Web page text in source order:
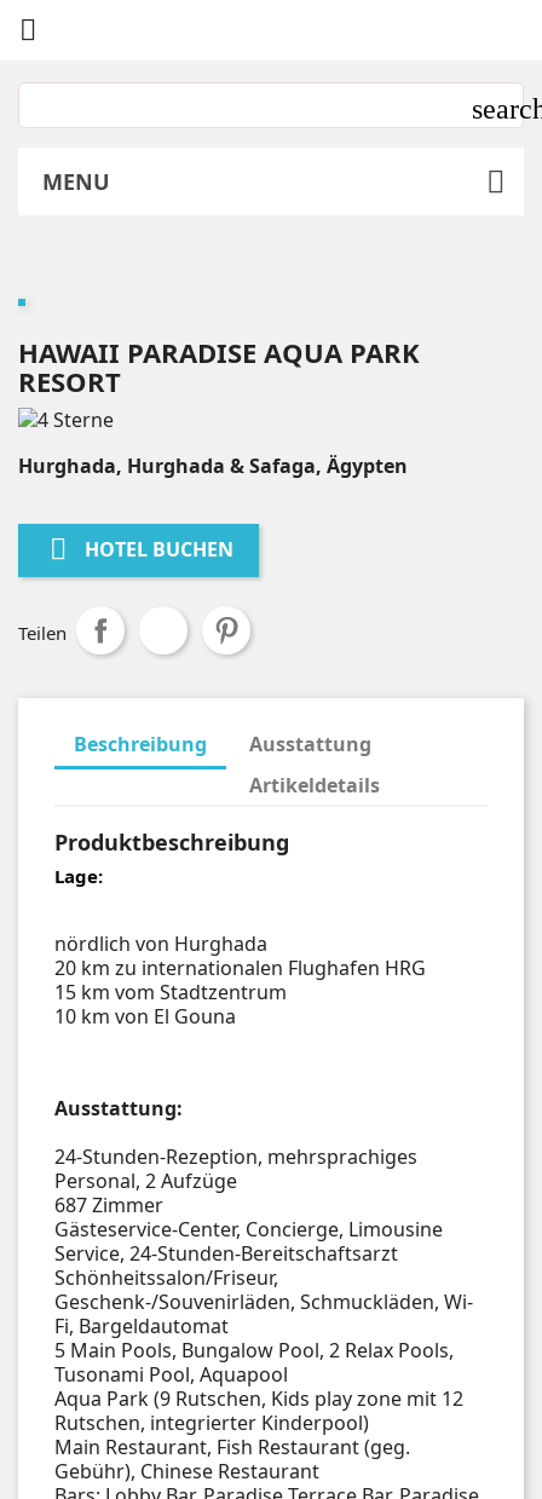

MENU
HAWAII PARADISE AQUA PARK
RESORT
Hurghada, Hurghada & Safaga, Ägypten
 HOTEL BUCHEN
Teilen
Beschreibung
Ausstattung
Artikeldetails
Produktbeschreibung
Lage:
nördlich von Hurghada
20 km zu internationalen Flughafen HRG
15 km vom Stadtzentrum
10 km von El Gouna
Ausstattung:
24-Stunden-Rezeption, mehrsprachiges
Personal, 2 Aufzüge
687 Zimmer
Gästeservice-Center, Concierge, Limousine
Service, 24-Stunden-Bereitschaftsarzt
Schönheitssalon/Friseur,
Geschenk-/Souvenirläden, Schmuckläden, Wi-
Fi, Bargeldautomat
5 Main Pools, Bungalow Pool, 2 Relax Pools,
Tusonami Pool, Aquapool
Aqua Park (9 Rutschen, Kids play zone mit 12
Rutschen, integrierter Kinderpool)
Main Restaurant, Fish Restaurant (geg.
Gebühr), Chinese Restaurant